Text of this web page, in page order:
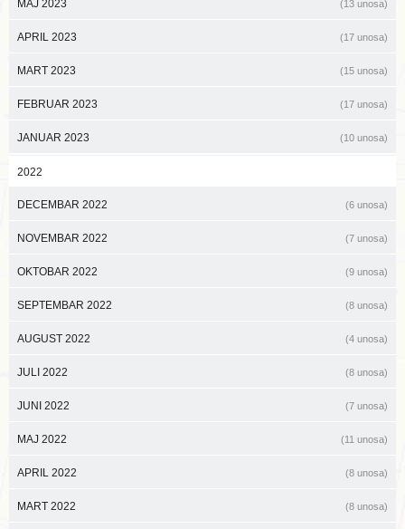
MAJ 2023 (13 unosa)
APRIL 2023 (17 unosa)
MART 2023 (15 unosa)
FEBRUAR 2023 (17 unosa)
JANUAR 2023 (10 unosa)
2022
DECEMBAR 2022 (6 unosa)
NOVEMBAR 2022 (7 unosa)
OKTOBAR 2022 (9 unosa)
SEPTEMBAR 2022 (8 unosa)
AUGUST 2022 (4 unosa)
JULI 2022 (8 unosa)
JUNI 2022 (7 unosa)
MAJ 2022 (11 unosa)
APRIL 2022 (8 unosa)
MART 2022 (8 unosa)